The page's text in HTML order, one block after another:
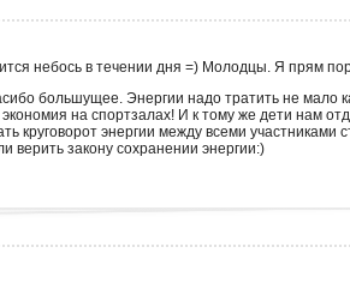
небось в течении дня =) Молодцы. Я прям
большущее. Энергии надо тратить не мало
экономия на спортзалах! И к тому же дети нам
круговорот энергии между всеми участниками
верить закону сохранении энергии:)